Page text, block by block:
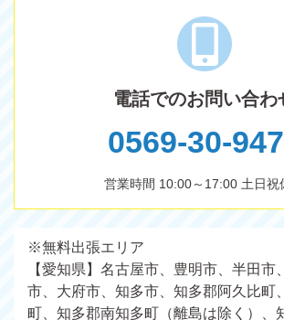
電話でのお問い合わ
0569-30-
営業時間 10:00～17:00 土日祝
※無料出張エリア
【愛知県】名古屋市、豊明市、半田市
市、大府市、知多市、知多郡阿久比町
町、知多郡南知多町（離島は除く）、